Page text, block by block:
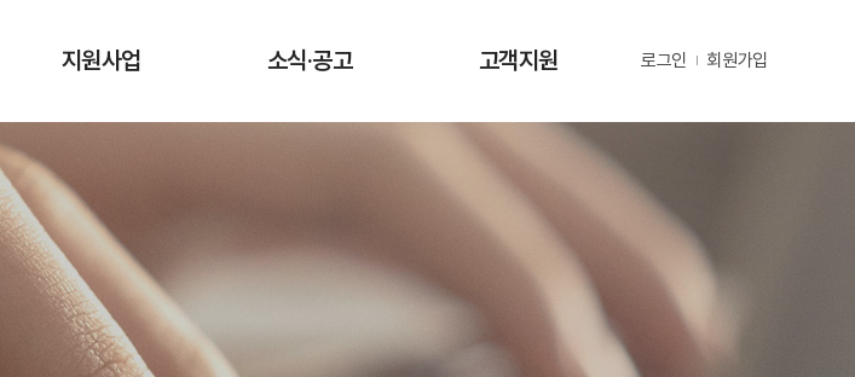
지원사업
청년상인 육성사업
창업단계
성장단계
도약단계
전통시장 디지털
역량강화 사업
소식·공고
유관공고
고객지원
부정 및 공익신고
로그인 회원가입